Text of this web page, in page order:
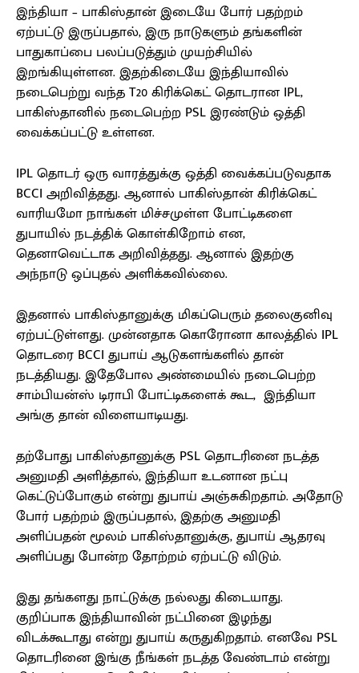
இந்தியா – பாகிஸ்தான் இடையே போர் பதற்றம்
ஏற்பட்டு இருப்பதால், இரு நாடுகளும் தங்களின்
பாதுகாப்பை பலப்படுத்தும் முயற்சியில்
இறங்கியுள்ளன. இதற்கிடையே இந்தியாவில்
நடைபெற்று வந்த T20 கிரிக்கெட் தொடரான IPL,
பாகிஸ்தானில் நடைபெற்ற PSL இரண்டும் ஒத்தி
வைக்கப்பட்டு உள்ளன.
IPL தொடர் ஒரு வாரத்துக்கு ஒத்தி வைக்கப்படுவதாக
BCCI அறிவித்தது. ஆனால் பாகிஸ்தான் கிரிக்கெட்
வாரியமோ நாங்கள் மிச்சமுள்ள போட்டிகளை
துபாயில் நடத்திக் கொள்கிறோம் என,
தெனாவெட்டாக அறிவித்தது. ஆனால் இதற்கு
அந்நாடு ஒப்புதல் அளிக்கவில்லை.
இதனால் பாகிஸ்தானுக்கு மிகப்பெரும் தலைகுனிவு
ஏற்பட்டுள்ளது. முன்னதாக கொரோனா காலத்தில் IPL
தொடரை BCCI துபாய் ஆடுகளங்களில் தான்
நடத்தியது. இதேபோல அண்மையில் நடைபெற்ற
சாம்பியன்ஸ் டிராபி போட்டிகளைக் கூட, இந்தியா
அங்கு தான் விளையாடியது.
தற்போது பாகிஸ்தானுக்கு PSL தொடரினை நடத்த
அனுமதி அளித்தால், இந்தியா உடனான நட்பு
கெட்டுப்போகும் என்று துபாய் அஞ்சுகிறதாம். அதோடு
போர் பதற்றம் இருப்பதால், இதற்கு அனுமதி
அளிப்பதன் மூலம் பாகிஸ்தானுக்கு, துபாய் ஆதரவு
அளிப்பது போன்ற தோற்றம் ஏற்பட்டு விடும்.
இது தங்களது நாட்டுக்கு நல்லது கிடையாது.
குறிப்பாக இந்தியாவின் நட்பினை இழந்து
விடக்கூடாது என்று துபாய் கருதுகிறதாம். எனவே PSL
தொடரினை இங்கு நீங்கள் நடத்த வேண்டாம் என்று